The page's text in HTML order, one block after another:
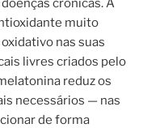
crônicas. A
muito
nas suas
livres criados pelo
reduz os
necessários — nas
de forma